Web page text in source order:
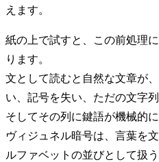
えます。
紙の上で試すと、この前処理
ります。
文として読むと自然な文章が
い、記号を失い、ただの文字列
そしてその列に鍵語が機械的
ヴィジュネル暗号は、言葉を
ルファベットの並びとして扱